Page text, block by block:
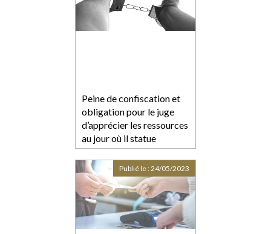
Peine de confiscation et
obligation pour le juge
d’apprécier les ressources
au jour où il statue
Publié le :24/05/2023